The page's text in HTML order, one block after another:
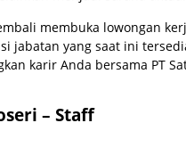
membuka lowongan
jabatan yang saat ini
karir Anda bersama PT
– Staff